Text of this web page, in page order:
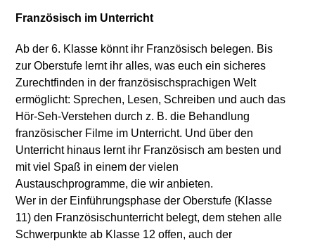
Französisch im Unterricht
Ab der 6. Klasse könnt ihr Französisch belegen. Bis
zur Oberstufe lernt ihr alles, was euch ein sicheres
Zurechtfinden in der französischsprachigen Welt
ermöglicht: Sprechen, Lesen, Schreiben und auch das
Hör-Seh-Verstehen durch z. B. die Behandlung
französischer Filme im Unterricht. Und über den
Unterricht hinaus lernt ihr Französisch am besten und
mit viel Spaß in einem der vielen
Austauschprogramme, die wir anbieten.
Wer in der Einführungsphase der Oberstufe (Klasse
11) den Französischunterricht belegt, dem stehen alle
Schwerpunkte ab Klasse 12 offen, auch der